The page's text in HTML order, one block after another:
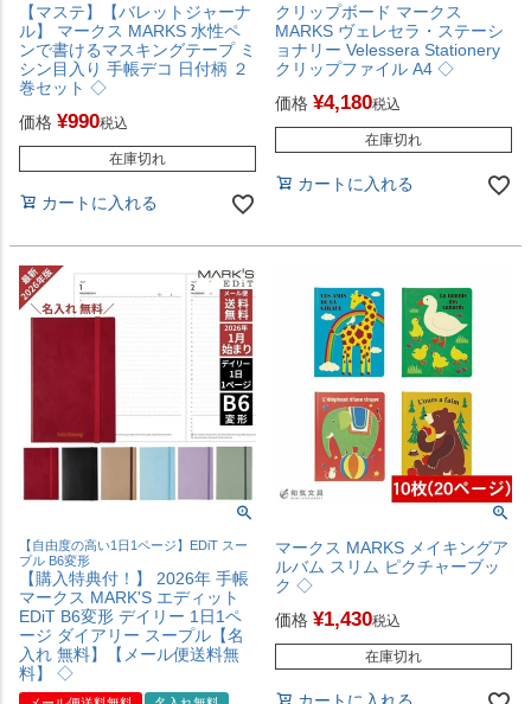
【マステ】【バレットジャーナ
ル】 マークス MARKS 水性ペ
ンで書けるマスキングテープ ミ
シン目入り 手帳デコ 日付柄 ２
巻セット ◇
価格 ¥990税込
在庫切れ
カートに入れる
クリップボード マークス
MARKS ヴェレセラ・ステーシ
ョナリー Velessera Stationery
クリップファイル A4 ◇
価格 ¥4,180税込
在庫切れ
カートに入れる
【自由度の高い1日1ページ】EDiT スー
プル B6変形
【購入特典付！】 2026年 手帳
マークス MARK'S エディット
EDiT B6変形 デイリー 1日1ペ
ージ ダイアリー スープル【名
入れ 無料】【メール便送料無
料】 ◇
マークス MARKS メイキングア
ルバム スリム ピクチャーブッ
ク ◇
価格 ¥1,430税込
在庫切れ